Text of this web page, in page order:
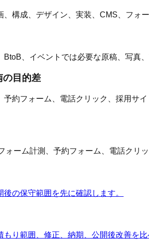
構成、デザイン、実装、CMS、フォ
BtoB、イベントでは必要な原稿、写真
の目的差
予約フォーム、電話クリック、採用サ
ォーム計測、予約フォーム、電話クリ
の保守範囲を先に確認します。
り範囲、修正、納期、公開後改善を比